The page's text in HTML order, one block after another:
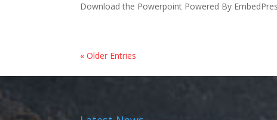
Download the Powerpoint Powered By
« Older Entries